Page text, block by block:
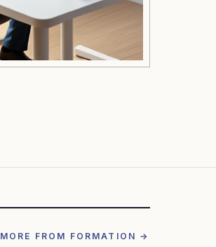
MORE FROM FORMATION →